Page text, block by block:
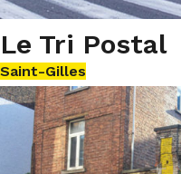
Le Tri Postal
Saint-Gilles